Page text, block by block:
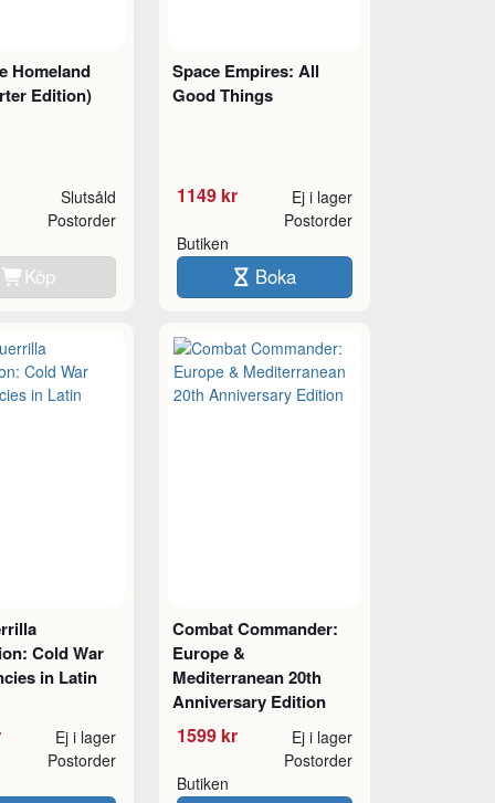
Homeland
Edition)
Slutsåld
Postorder
Köp
Space Empires: All
Good Things
1149 kr Ej i lager
Butiken
Postorder
Boka
Cold War
in Latin
Ej i lager
Postorder
Combat Commander:
Europe &
Mediterranean 20th
Anniversary Edition
1599 kr Ej i lager
Butiken
Postorder